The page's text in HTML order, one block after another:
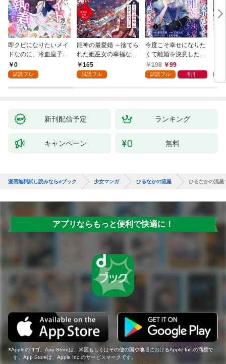
即クビになりたいメイ
ドなのに、冷血皇子に
執着されています第1
話
0
試読フル
龍神の最愛婚 ～捨てら
れた姫巫女の幸福な嫁
入り～: 1
165
試読フル
今度こそ幸せになりた
くて離婚を決意したと
ころ、無表情な旦那様
が「愛してる」と言っ
198 99
試読フル 割引
新刊配信予定 ランキング
キャンペーン 無料
漫画無料試し読みならdブック 少女マンガ ひるなかの流星 ひるなかの流星
アプリならもっと便利で快適に！
Appleのロゴ、App Storeは、米国もしくはその他の国や地域におけるApple Inc.の商標で
す。App Storeは、Apple Inc.のサービスマークです。